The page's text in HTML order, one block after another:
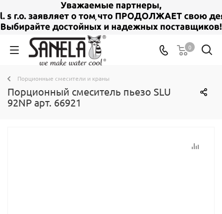
0
Порционные смесители и краны
Порционный смеситель пьезо SLU
92NP арт. 66921